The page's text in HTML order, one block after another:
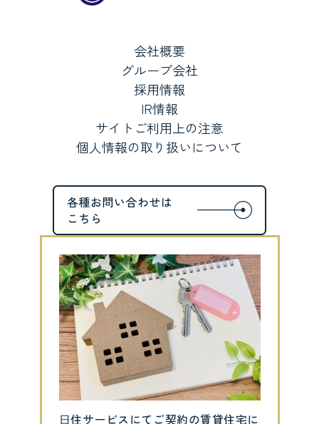
会社概要
グループ会社
採用情報
IR情報
サイトご利用上の注意
個人情報の取り扱いについて
⽇住サービスにてご契約の賃貸住宅に